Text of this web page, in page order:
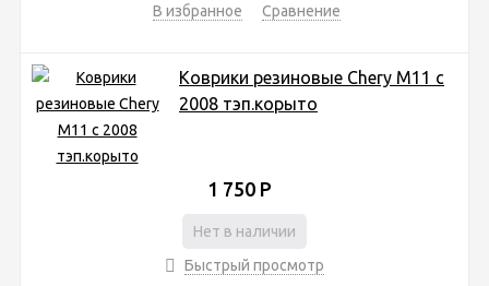
В избранное
Сравнение
Коврики резиновые Chery M11 с
2008 тэп.корыто
1 750 Р
Нет в наличии
Быстрый просмотр